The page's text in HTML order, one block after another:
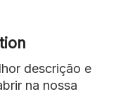
descrição e
na nossa